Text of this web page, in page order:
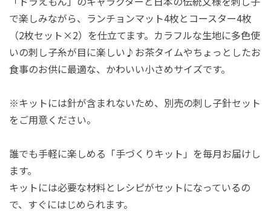
で楽しみながら、ランチョンマット4枚とコースター4枚
（2枚セット×2）を仕立てます。カラフルな生地に多色使
いの刺し子糸が目に楽しい♪お茶タイムやちょっとしたお
食事のお供に最適な、かわいい小さめサイズです。
※キットには針が含まれないため、別売の刺し子針セット
をご用意ください。
誰でも手軽に楽しめる「手づくりキット」を毎月お届けし
ます。
キットには必要な材料とレシピがセットになっているの
で、すぐにはじめられます。